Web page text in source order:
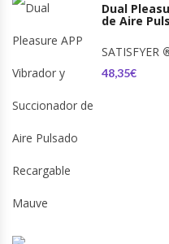
Dual
de Aire
SATISFYER
48,35€